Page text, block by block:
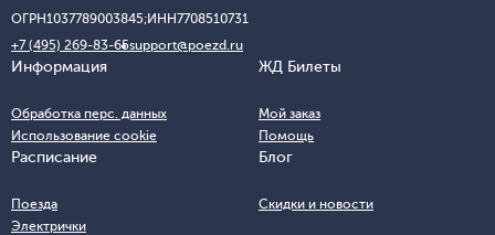
ОГРН1037789003845;ИНН7708510731
+7 (495) 269-83-65support@poezd.ru
Информация
Обработка перс. данных
Использование cookie
ЖД Билеты
Мой заказ
Помощь
Расписание
Поезда
Электрички
Блог
Скидки и новости